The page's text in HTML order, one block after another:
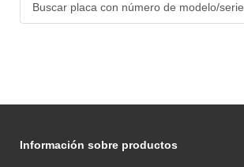
Buscar placa con número de modelo/serie
Información sobre productos